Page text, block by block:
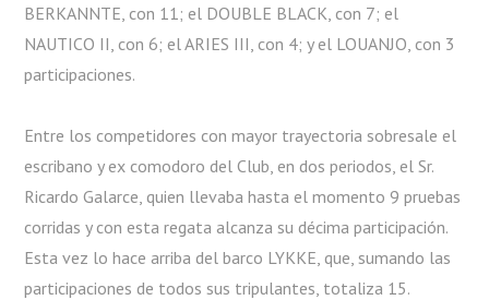
BERKANNTE, con 11; el DOUBLE BLACK, con 7; el
NAUTICO II, con 6; el ARIES III, con 4; y el LOUANJO, con 3
participaciones.
Entre los competidores con mayor trayectoria sobresale el
escribano y ex comodoro del Club, en dos periodos, el Sr.
Ricardo Galarce, quien llevaba hasta el momento 9 pruebas
corridas y con esta regata alcanza su décima participación.
Esta vez lo hace arriba del barco LYKKE, que, sumando las
participaciones de todos sus tripulantes, totaliza 15.